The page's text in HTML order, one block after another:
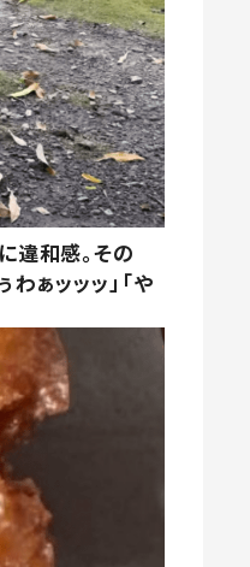
違和感。その
ぁッッッ」「や